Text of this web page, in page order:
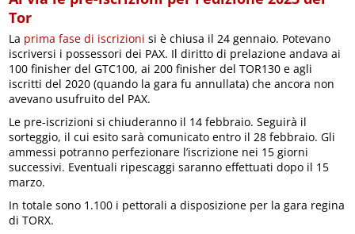
Tor
La prima fase di iscrizioni si è chiusa il 24 gennaio. Potevano
iscriversi i possessori dei PAX. Il diritto di prelazione andava ai
100 finisher del GTC100, ai 200 finisher del TOR130 e agli
iscritti del 2020 (quando la gara fu annullata) che ancora non
avevano usufruito del PAX.
Le pre-iscrizioni si chiuderanno il 14 febbraio. Seguirà il
sorteggio, il cui esito sarà comunicato entro il 28 febbraio. Gli
ammessi potranno perfezionare l’iscrizione nei 15 giorni
successivi. Eventuali ripescaggi saranno effettuati dopo il 15
marzo.
In totale sono 1.100 i pettorali a disposizione per la gara regina
di TORX.